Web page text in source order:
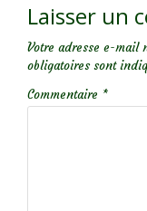
Laisser un
Votre adresse e-mail
obligatoires sont
Commentaire *